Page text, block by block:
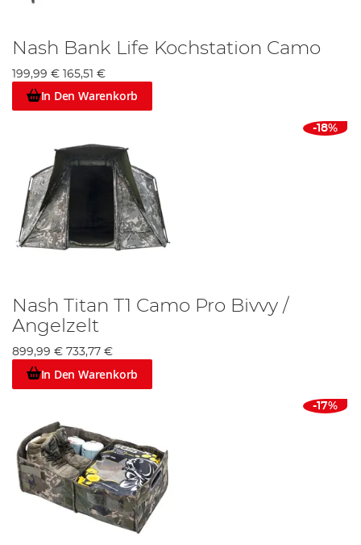
Nash Bank Life Kochstation Camo
199,99 € 165,51 €
In Den Warenkorb
-18%
Nash Titan T1 Camo Pro Bivvy /
Angelzelt
899,99 € 733,77 €
In Den Warenkorb
-17%